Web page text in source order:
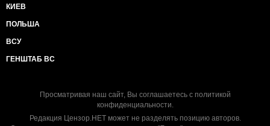
КИЕВ
ПОЛЬША
ВСУ
ГЕНШТАБ ВС
Просматривая наш сайт, Вы соглашаетесь с политикой
конфиденциальности.
Редакция Цензор.НЕТ может не разделять позицию авторов.